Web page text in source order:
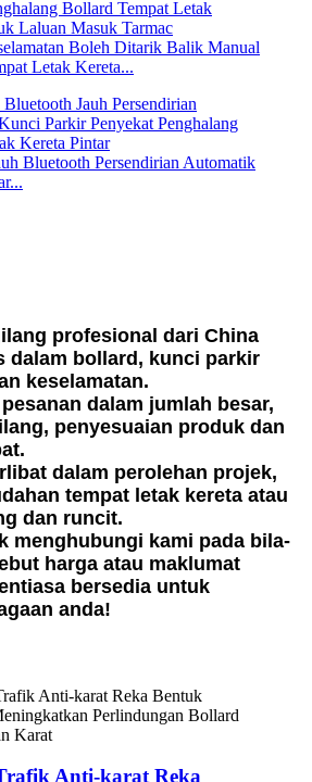
Boleh Ditarik Balik Manual
Letak Kereta...
Bluetooth Persendirian Automatik
profesional dari China
dalam bollard, kunci parkir
keselamatan.
dalam jumlah besar,
penyesuaian produk dan
dalam perolehan projek,
tempat letak kereta atau
dan runcit.
menghubungi kami pada bila-
harga atau maklumat
bersedia untuk
anda!
Anti-karat Reka